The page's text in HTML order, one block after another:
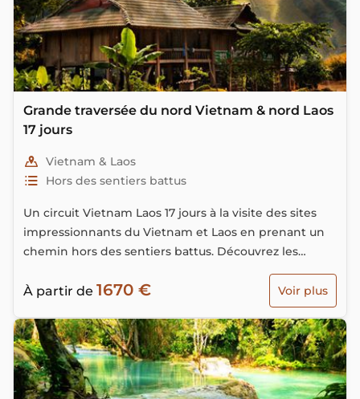
Grande traversée du nord Vietnam & nord Laos
17 jours
Vietnam & Laos
Hors des sentiers battus
Un circuit Vietnam Laos 17 jours à la visite des sites
impressionnants du Vietnam et Laos en prenant un
chemin hors des sentiers battus. Découvrez les
hautes montagnes du nord du Vietnam et celles du
Laos, belle occasion pour comparer le mode de vie
À partir de 1670 € Voir plus